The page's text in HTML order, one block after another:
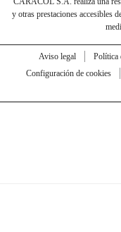
y otras prestaciones accesibles
Aviso legal Política
Configuración de cookies